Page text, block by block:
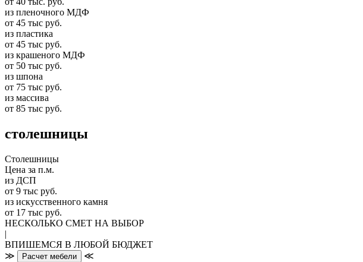
из пленочного МДФ
от 45 тыс руб.
из пластика
от 45 тыс руб.
из крашеного МДФ
от 50 тыс руб.
из шпона
от 75 тыс руб.
из массива
от 85 тыс руб.
столешницы
Столешницы
Цена за п.м.
из ДСП
от 9 тыс руб.
из искусственного камня
от 17 тыс руб.
НЕСКОЛЬКО СМЕТ НА ВЫБОР
|
ВПИШЕМСЯ В ЛЮБОЙ БЮДЖЕТ
≫
Расчет мебели ≪